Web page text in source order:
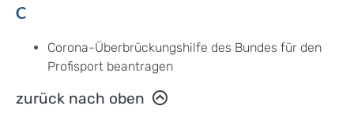
C
Corona-Überbrückungshilfe des Bundes für den
Profisport beantragen
zurück nach oben